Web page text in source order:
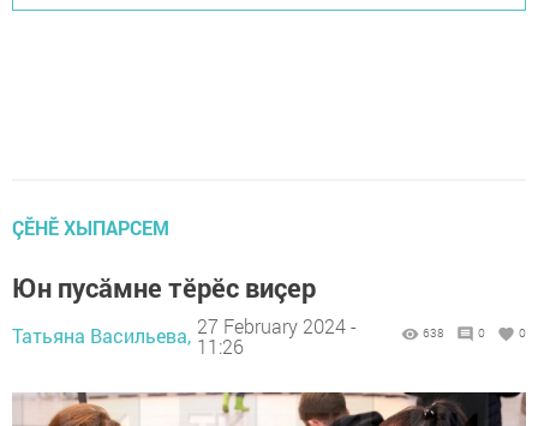
ÇӖНӖ ХЫПАРСЕМ
Юн пусăмне тӗрӗс виçер
Татьяна Васильева, 27 February 2024 -
11:26
638 0 0